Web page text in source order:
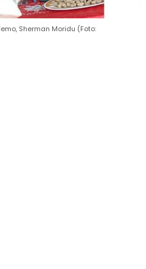
Sherman Moridu (Foto: